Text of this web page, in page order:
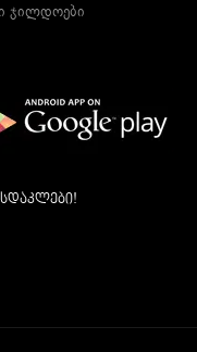
ჯილდოები